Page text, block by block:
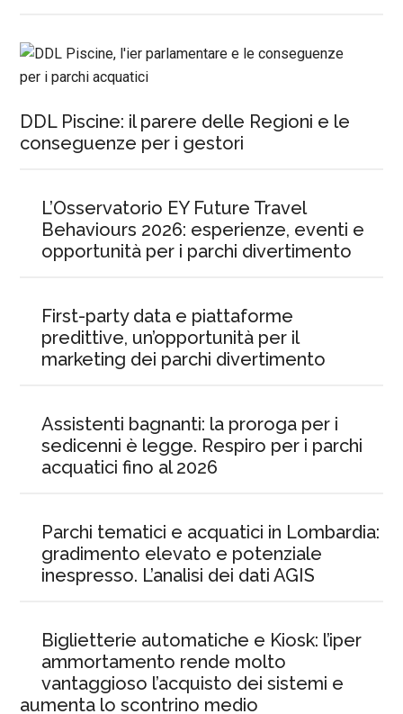
DDL Piscine: il parere delle Regioni e le
conseguenze per i gestori
L’Osservatorio EY Future Travel
Behaviours 2026: esperienze, eventi e
opportunità per i parchi divertimento
First-party data e piattaforme
predittive, un’opportunità per il
marketing dei parchi divertimento
Assistenti bagnanti: la proroga per i
sedicenni è legge. Respiro per i parchi
acquatici fino al 2026
Parchi tematici e acquatici in Lombardia:
gradimento elevato e potenziale
inespresso. L’analisi dei dati AGIS
Biglietterie automatiche e Kiosk: l’iper
ammortamento rende molto
vantaggioso l’acquisto dei sistemi e
aumenta lo scontrino medio